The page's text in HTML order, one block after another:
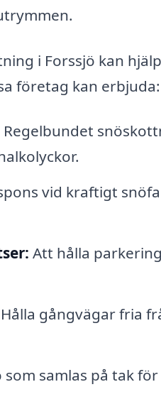
i Forssjö kan
företag kan erbjuda:
Regelbundet
vid kraftigt
Att hålla
Hålla gångvägar fria
som samlas på tak